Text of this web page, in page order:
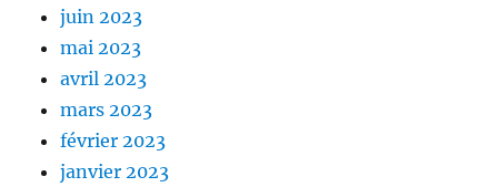
juin 2023
mai 2023
avril 2023
mars 2023
février 2023
janvier 2023